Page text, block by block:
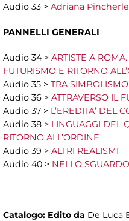
Audio 33 > Adriana
PANNELLI GENERALI
Audio 34 > ARTISTE A
FUTURISMO E RITORNO
Audio 35 > TRA
Audio 36 > ATTRAVERSO IL
Audio 37 > L’EREDITA’ DEL
Audio 38 > LINGUAGGI DEL
RITORNO ALL’ORDINE
Audio 39 > ALTRI REALISMI
Audio 40 > NELLO
Catalogo: Edito da De Luca